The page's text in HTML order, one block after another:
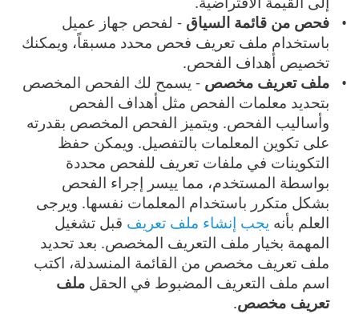
فحص من قائمة السياق - لفحص جهاز عميل
باستخدام ملف تعريف فحص محدد مسبقاً، ويمكنك
تخصيص أهداف الفحص.
ملف تعريف مخصص - يسمح لك الفحص المخصص
بتحديد معلمات الفحص مثل أهداف الفحص
وأساليب الفحص. ويتميز الفحص المخصص بقدرته
على تكوين المعلمات بالتفصيل. ويمكن حفظ
التكوينات في ملفات تعريف للفحص محددة
بواسطة المستخدم، مما ييسر إجراء الفحص
بشكل متكرر باستخدام المعلمات نفسها. ويرجى
العلم بأنه يجب إنشاء ملف تعريف قبل تشغيل
المهمة بخيار ملف التعريف المخصص. بعد تحديد
ملف تعريف مخصص من القائمة المنسدلة، اكتب
اسم ملف التعريف المضبوط في الحقلملف
تعريف مخصص.